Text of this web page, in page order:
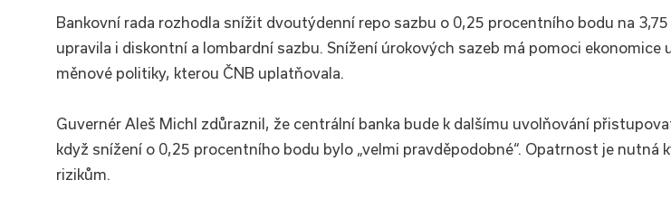
Bankovní rada rozhodla snížit dvoutýdenní repo sazbu o 0,25 procentního bodu na
upravila i diskontní a lombardní sazbu. Snížení úrokových sazeb má pomoci ekonomice
měnové politiky, kterou ČNB uplatňovala.
Guvernér Aleš Michl zdůraznil, že centrální banka bude k dalšímu uvolňování
když snížení o 0,25 procentního bodu bylo „velmi pravděpodobné“. Opatrnost je nutná
rizikům.